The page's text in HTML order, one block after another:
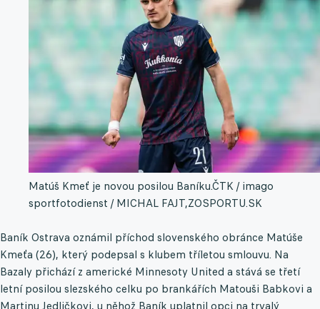
Matúš Kmeť je novou posilou Baníku.ČTK / imago
sportfotodienst / MICHAL FAJT,ZOSPORTU.SK
Baník Ostrava oznámil příchod slovenského obránce Matúše
Kmeťa (26), který podepsal s klubem tříletou smlouvu. Na
Bazaly přichází z americké Minnesoty United a stává se třetí
letní posilou slezského celku po brankářích Matouši Babkovi a
Martinu Jedličkovi, u něhož Baník uplatnil opci na trvalý